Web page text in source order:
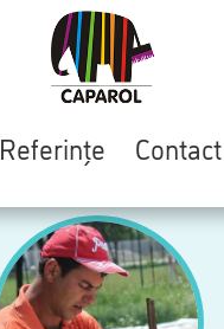
Referințe Contact